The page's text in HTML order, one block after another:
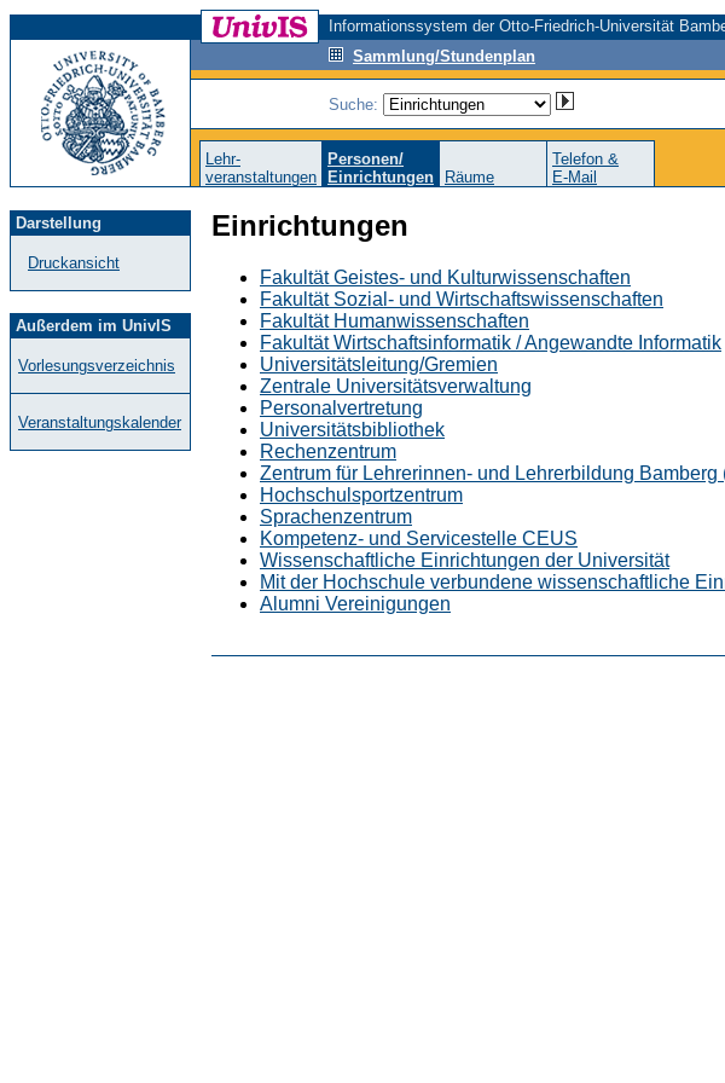
Informationssystem der Otto-Friedrich-Universität
Sammlung/Stundenplan
Suche:
Lehr-
veranstaltungen
Personen/
Einrichtungen
Räume
Telefon &
E-Mail
Darstellung
Druckansicht
Außerdem im UnivIS
Vorlesungsverzeichnis
Veranstaltungskalender
Einrichtungen
Fakultät Geistes- und Kulturwissenschaften
Fakultät Sozial- und Wirtschaftswissenschaften
Fakultät Humanwissenschaften
Fakultät Wirtschaftsinformatik / Angewandte Informatik
Universitätsleitung/Gremien
Zentrale Universitätsverwaltung
Personalvertretung
Universitätsbibliothek
Rechenzentrum
Zentrum für Lehrerinnen- und Lehrerbildung Bamberg
Hochschulsportzentrum
Sprachenzentrum
Kompetenz- und Servicestelle CEUS
Wissenschaftliche Einrichtungen der Universität
Mit der Hochschule verbundene wissenschaftliche
Alumni Vereinigungen